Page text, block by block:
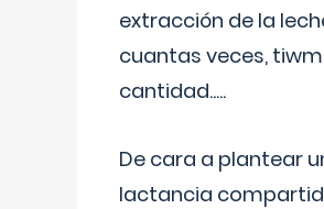
extracción de la
cuantas veces,
cantidad.....
De cara a plantear
lactancia